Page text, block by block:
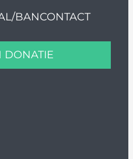
BANCONTACT
DONATIE